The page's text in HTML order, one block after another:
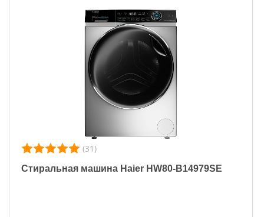
(31)
Стиральная машина Haier HW80-B14979SE